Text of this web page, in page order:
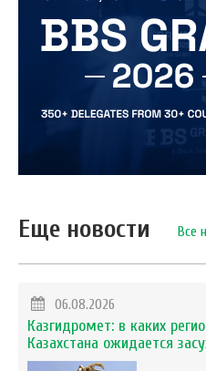
Еще новости Все
06.08.2026
Казгидромет: в каких
Казахстана ожидается